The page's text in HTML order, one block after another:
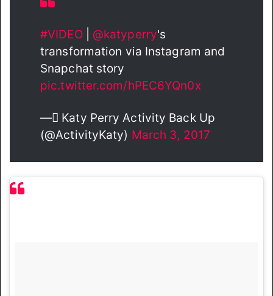
#VIDEO| @katyperry's
transformation via Instagram and
Snapchat story
pic.twitter.com/hPEC6YQn0x
— ًKaty Perry Activity Back Up
(@ActivityKaty) March 3, 2017